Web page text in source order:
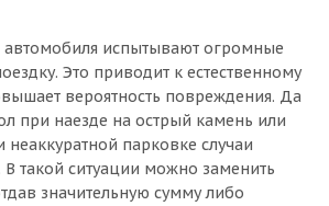
испытывают огромные
Это приводит к естественному
вероятность повреждения. Да
при наезде на острый камень или
парковке случаи
В такой ситуации можно заменить
значительную сумму либо